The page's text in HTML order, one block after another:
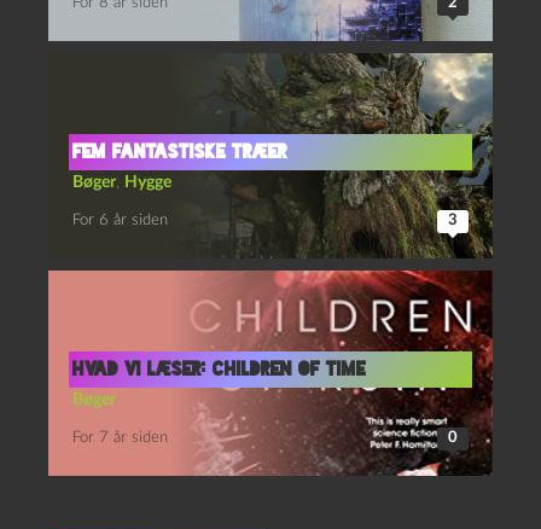
Fem fantastiske træer
Bøger Hygge
For 6 år siden 3
Hvad vi læser: Children of Time
Bøger
For 7 år siden 0